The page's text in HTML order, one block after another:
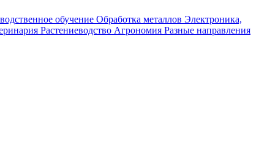
обучение Обработка металлов Электроника,
Растениеводство Агрономия Разные направления